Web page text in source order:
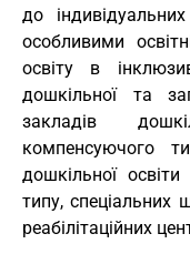
до
особливими
освіту в
дошкільної та
закладів
компенсуючого
дошкільної
типу, спеціальних
реабілітаційних